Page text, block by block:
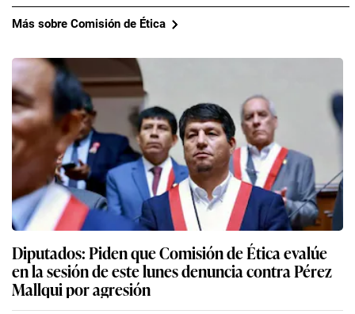
Más sobre Comisión de Ética
Diputados: Piden que Comisión de Ética evalúe
en la sesión de este lunes denuncia contra Pérez
Mallqui por agresión